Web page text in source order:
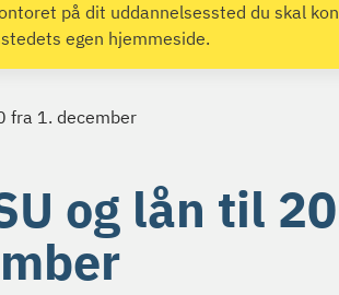
på dit uddannelsessted du skal
egen hjemmeside.
fra 1. december
og lån til